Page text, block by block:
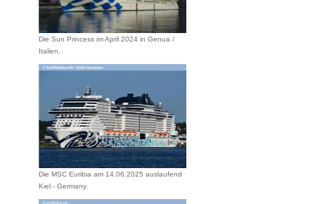
Die Sun Princess im April 2024 in Genua /
Italien.
Die MSC Euribia am 14.06.2025 auslaufend
Kiel - Germany.